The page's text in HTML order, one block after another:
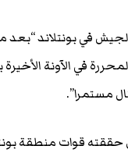
في بونتلاند “بعد
في الآونة
مستمرا”.
حققته قوات منطقة